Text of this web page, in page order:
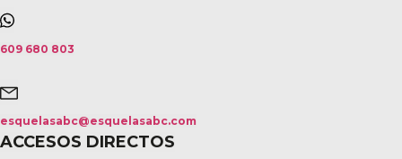
609 680 803
esquelasabc@esquelasabc.com
ACCESOS DIRECTOS